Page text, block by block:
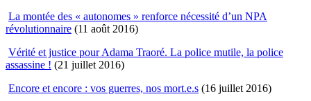
La montée des « autonomes » renforce nécessité d’un NPA
révolutionnaire (11 août 2016)
Vérité et justice pour Adama Traoré. La police mutile, la police
assassine ! (21 juillet 2016)
Encore et encore : vos guerres, nos mort.e.s (16 juillet 2016)